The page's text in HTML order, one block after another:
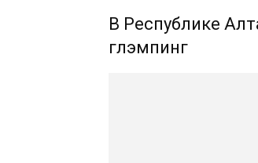
В Республике
глэмпинг